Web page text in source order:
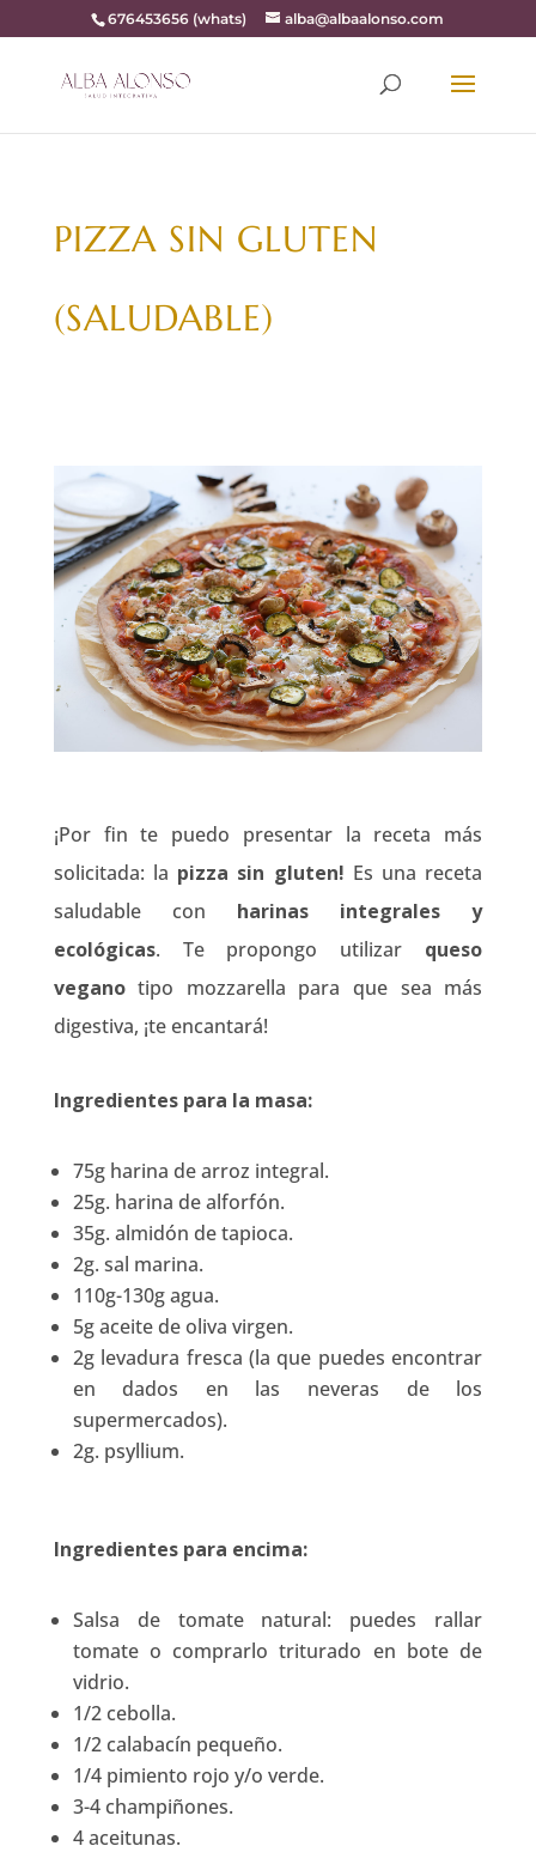
676453656 (whats) alba@albaalonso.com
PIZZA SIN GLUTEN
(SALUDABLE)
¡Por fin te puedo presentar la receta más
solicitada: la pizza sin gluten! Es una receta
saludable con harinas integrales y
ecológicas. Te propongo utilizar queso
veganotipo mozzarella para que sea más
digestiva, ¡te encantará!
Ingredientes para la masa:
75g harina de arroz integral.
25g. harina de alforfón.
35g. almidón de tapioca.
2g. sal marina.
110g-130g agua.
5g aceite de oliva virgen.
2g levadura fresca (la que puedes encontrar
en dados en las neveras de los
supermercados).
2g. psyllium.
Ingredientes para encima:
Salsa de tomate natural: puedes rallar
tomate o comprarlo triturado en bote de
vidrio.
1/2 cebolla.
1/2 calabacín pequeño.
1/4 pimiento rojo y/o verde.
3-4 champiñones.
4 aceitunas.